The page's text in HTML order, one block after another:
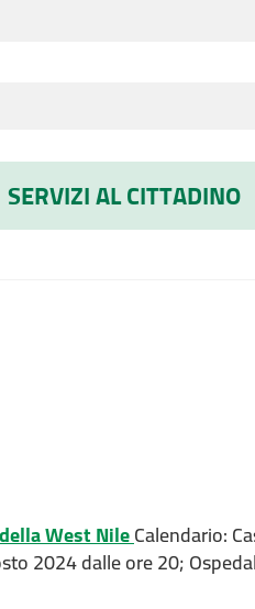
SERVIZI AL CITTADINO
West NileCalendario:
2024 dalle ore 20;